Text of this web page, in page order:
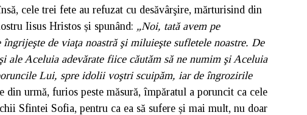
cele trei fete au refuzat cu desăvârşire, mărturisind din
Iisus Hristos și spunând: „Noi, tată avem pe
îngrijeşte de viaţa noastră şi miluieşte sufletele noastre. De
ale Aceluia adevărate fiice căutăm să ne numim şi Aceluia
Lui, spre idolii voştri scuipăm, iar de îngrozirile
urmă, furios peste măsură, împăratul a poruncit ca cele
Sfintei Sofia, pentru ca ea să sufere și mai mult, nu doar